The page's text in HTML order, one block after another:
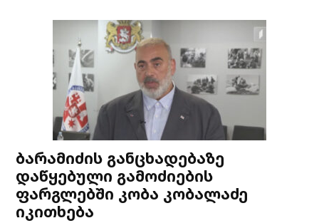
ბარამიძის განცხადებაზე
დაწყებული გამოძიების
ფარგლებში კობა კობალაძე
იკითხება